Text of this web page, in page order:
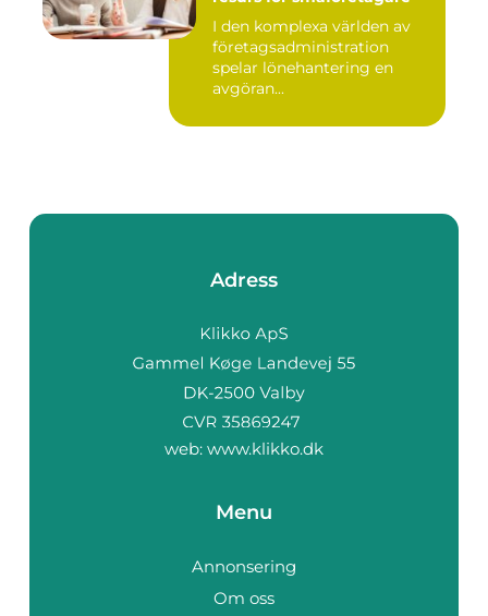
I den komplexa världen av
företagsadministration
spelar lönehantering en
avgöran...
Adress
web: www.klikko.dk
Menu
Annonsering
Om oss